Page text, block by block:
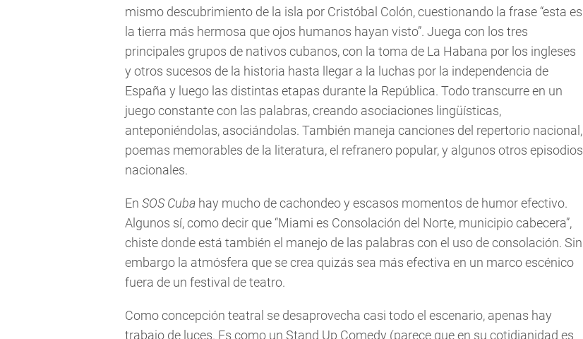
mismo descubrimiento de la isla por Cristóbal Colón, cuestionando la frase “esta es
la tierra más hermosa que ojos humanos hayan visto”. Juega con los tres
principales grupos de nativos cubanos, con la toma de La Habana por los ingleses
y otros sucesos de la historia hasta llegar a la luchas por la independencia de
España y luego las distintas etapas durante la República. Todo transcurre en un
juego constante con las palabras, creando asociaciones lingüísticas,
anteponiéndolas, asociándolas. También maneja canciones del repertorio nacional,
poemas memorables de la literatura, el refranero popular, y algunos otros episodios
nacionales.
En SOS Cuba hay mucho de cachondeo y escasos momentos de humor efectivo.
Algunos sí, como decir que “Miami es Consolación del Norte, municipio cabecera”,
chiste donde está también el manejo de las palabras con el uso de consolación. Sin
embargo la atmósfera que se crea quizás sea más efectiva en un marco escénico
fuera de un festival de teatro.
Como concepción teatral se desaprovecha casi todo el escenario, apenas hay
trabajo de luces. Es como un Stand Up Comedy (parece que en su cotidianidad es